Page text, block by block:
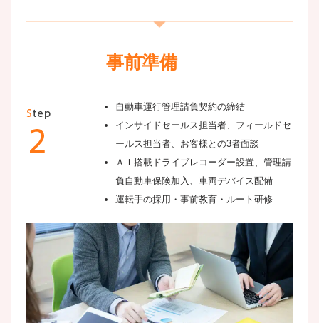
事前準備
自動車運行管理請負契約の締結
インサイドセールス担当者、フィールドセ
ールス担当者、お客様との3者面談
ＡＩ搭載ドライブレコーダー設置、管理請
負自動車保険加入、車両デバイス配備
運転手の採用・事前教育・ルート研修